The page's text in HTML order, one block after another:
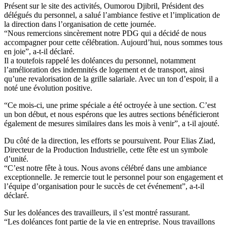
Présent sur le site des activités, Oumorou Djibril, Président des
délégués du personnel, a salué l’ambiance festive et l’implication de
la direction dans l’organisation de cette journée.
“Nous remercions sincèrement notre PDG qui a décidé de nous
accompagner pour cette célébration. Aujourd’hui, nous sommes tous
en joie”, a-t-il déclaré.
Il a toutefois rappelé les doléances du personnel, notamment
l’amélioration des indemnités de logement et de transport, ainsi
qu’une revalorisation de la grille salariale. Avec un ton d’espoir, il a
noté une évolution positive.
“Ce mois-ci, une prime spéciale a été octroyée à une section. C’est
un bon début, et nous espérons que les autres sections bénéficieront
également de mesures similaires dans les mois à venir”, a t-il ajouté.
Du côté de la direction, les efforts se poursuivent. Pour Elias Ziad,
Directeur de la Production Industrielle, cette fête est un symbole
d’unité.
“C’est notre fête à tous. Nous avons célébré dans une ambiance
exceptionnelle. Je remercie tout le personnel pour son engagement et
l’équipe d’organisation pour le succès de cet événement”, a-t-il
déclaré.
Sur les doléances des travailleurs, il s’est montré rassurant.
“Les doléances font partie de la vie en entreprise. Nous travaillons